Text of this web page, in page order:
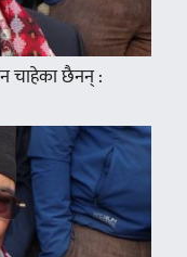
चाहेका छैनन् :